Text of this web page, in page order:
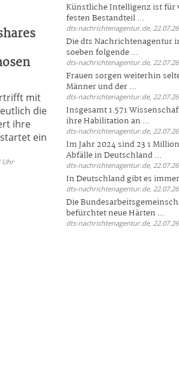
mit
die
ihre
ein
Uhr
Künstliche Intelligenz ist für
festen Bestandteil ...
dts-nachrichtenagentur.de,
Die dts Nachrichtenagentur
soeben folgende ...
dts-nachrichtenagentur.de,
Frauen sorgen weiterhin
Männer und der ...
dts-nachrichtenagentur.de,
Insgesamt 1.571
ihre Habilitation an ...
dts-nachrichtenagentur.de,
Im Jahr 2024 sind 23 1
Abfälle in Deutschland ...
dts-nachrichtenagentur.de,
In Deutschland gibt es
dts-nachrichtenagentur.de,
Die
befürchtet neue Härten ...
dts-nachrichtenagentur.de,